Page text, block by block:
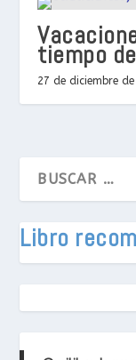
tiempo
27 de diciembre de
Libro